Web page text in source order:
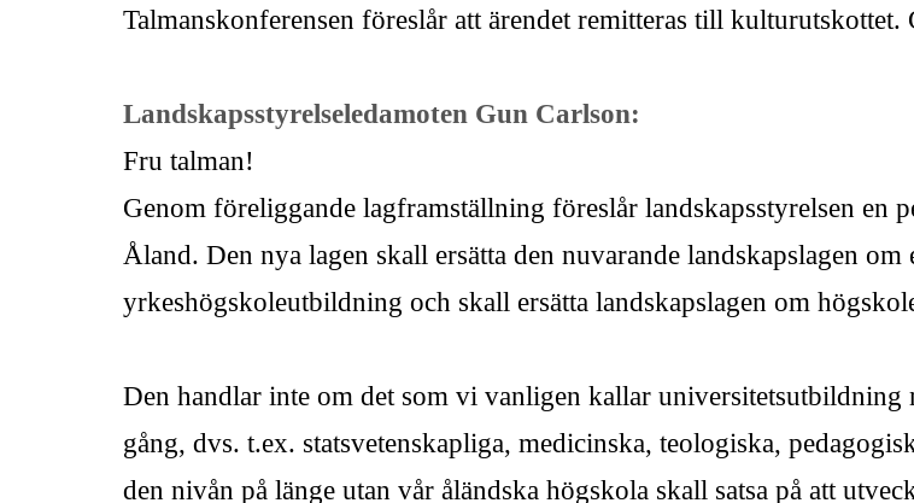
Talmanskonferensen föreslår att ärendet remitteras till
Landskapsstyrelseledamoten Gun Carlson:
Fru talman!
Genom föreliggande lagframställning föreslår landskapsstyrelsen en
Åland. Den nya lagen skall ersätta den nuvarande landskapslagen
yrkeshögskoleutbildning och skall ersätta landskapslagen om
Den handlar inte om det som vi vanligen kallar universitetsutbildning
gång, dvs. t.ex. statsvetenskapliga, medicinska, teologiska,
den nivån på länge utan vår åländska högskola skall satsa på att